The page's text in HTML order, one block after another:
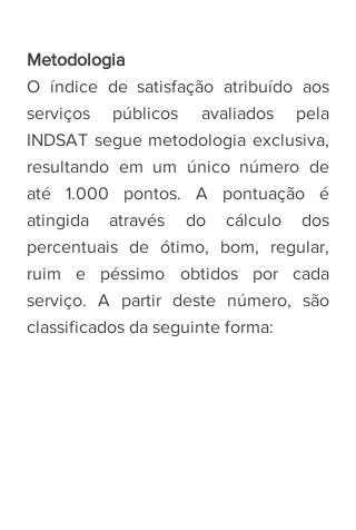
Metodologia
O índice de satisfação atribuído aos
serviços públicos avaliados pela
INDSAT segue metodologia exclusiva,
resultando em um único número de
até 1.000 pontos. A pontuação é
atingida através do cálculo dos
percentuais de ótimo, bom, regular,
ruim e péssimo obtidos por cada
serviço. A partir deste número, são
classificados da seguinte forma: